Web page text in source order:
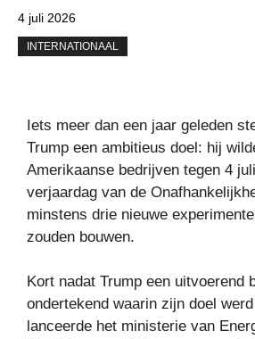
4 juli 2026
INTERNATIONAAL
Iets meer dan een jaar geleden
Trump een ambitieus doel: hij
Amerikaanse bedrijven tegen 4
verjaardag van de
minstens drie nieuwe
zouden bouwen.
Kort nadat Trump een uitvoerend
ondertekend waarin zijn doel
lanceerde het ministerie van